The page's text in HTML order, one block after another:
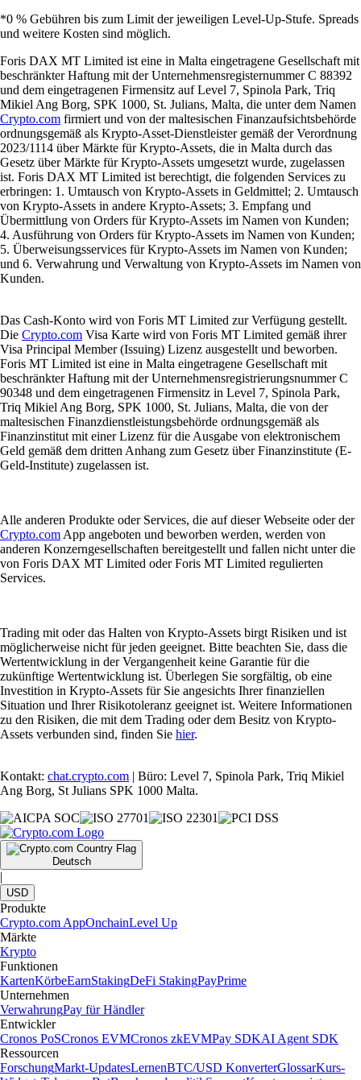
*0 % Gebühren bis zum Limit der jeweiligen Level-Up-Stufe. Spreads
und weitere Kosten sind möglich.
Foris DAX MT Limited ist eine in Malta eingetragene Gesellschaft mit
beschränkter Haftung mit der Unternehmensregisternummer C 88392
und dem eingetragenen Firmensitz auf Level 7, Spinola Park, Triq
Mikiel Ang Borg, SPK 1000, St. Julians, Malta, die unter dem Namen
Crypto.com firmiert und von der maltesischen Finanzaufsichtsbehörde
ordnungsgemäß als Krypto-Asset-Dienstleister gemäß der Verordnung
2023/1114 über Märkte für Krypto-Assets, die in Malta durch das
Gesetz über Märkte für Krypto-Assets umgesetzt wurde, zugelassen
ist. Foris DAX MT Limited ist berechtigt, die folgenden Services zu
erbringen: 1. Umtausch von Krypto-Assets in Geldmittel; 2. Umtausch
von Krypto-Assets in andere Krypto-Assets; 3. Empfang und
Übermittlung von Orders für Krypto-Assets im Namen von Kunden;
4. Ausführung von Orders für Krypto-Assets im Namen von Kunden;
5. Überweisungsservices für Krypto-Assets im Namen von Kunden;
und 6. Verwahrung und Verwaltung von Krypto-Assets im Namen von
Kunden.
Das Cash-Konto wird von Foris MT Limited zur Verfügung gestellt.
Die Crypto.com Visa Karte wird von Foris MT Limited gemäß ihrer
Visa Principal Member (Issuing) Lizenz ausgestellt und beworben.
Foris MT Limited ist eine in Malta eingetragene Gesellschaft mit
beschränkter Haftung mit der Unternehmensregistrierungsnummer C
90348 und dem eingetragenen Firmensitz in Level 7, Spinola Park,
Triq Mikiel Ang Borg, SPK 1000, St. Julians, Malta, die von der
maltesischen Finanzdienstleistungsbehörde ordnungsgemäß als
Finanzinstitut mit einer Lizenz für die Ausgabe von elektronischem
Geld gemäß dem dritten Anhang zum Gesetz über Finanzinstitute (E-
Geld-Institute) zugelassen ist.
Alle anderen Produkte oder Services, die auf dieser Webseite oder der
Crypto.com App angeboten und beworben werden, werden von
anderen Konzerngesellschaften bereitgestellt und fallen nicht unter die
von Foris DAX MT Limited oder Foris MT Limited regulierten
Services.
Trading mit oder das Halten von Krypto-Assets birgt Risiken und ist
möglicherweise nicht für jeden geeignet. Bitte beachten Sie, dass die
Wertentwicklung in der Vergangenheit keine Garantie für die
zukünftige Wertentwicklung ist. Überlegen Sie sorgfältig, ob eine
Investition in Krypto-Assets für Sie angesichts Ihrer finanziellen
Situation und Ihrer Risikotoleranz geeignet ist. Weitere Informationen
zu den Risiken, die mit dem Trading oder dem Besitz von Krypto-
Assets verbunden sind, finden Sie hier.
Kontakt: chat.crypto.com | Büro: Level 7, Spinola Park, Triq Mikiel
Ang Borg, St Julians SPK 1000 Malta.
Deutsch
|
USD
Produkte
Crypto.com AppOnchainLevel Up
Märkte
Krypto
Funktionen
KartenKörbeEarnStakingDeFi StakingPayPrime
Unternehmen
VerwahrungPay für Händler
Entwickler
Cronos PoSCronos EVMCronos zkEVMPay SDKAI Agent SDK
Ressourcen
ForschungMarkt-UpdatesLernenBTC/USD KonverterGlossarKurs-